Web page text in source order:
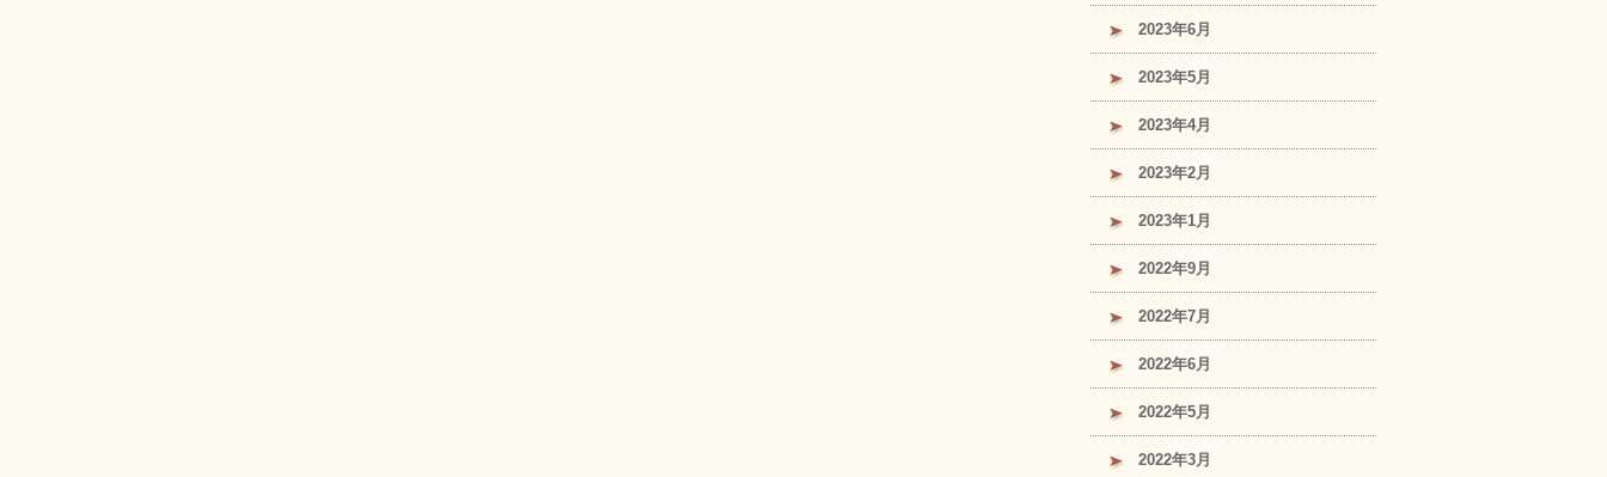
2023年6月
2023年5月
2023年4月
2023年2月
2023年1月
2022年9月
2022年7月
2022年6月
2022年5月
2022年3月